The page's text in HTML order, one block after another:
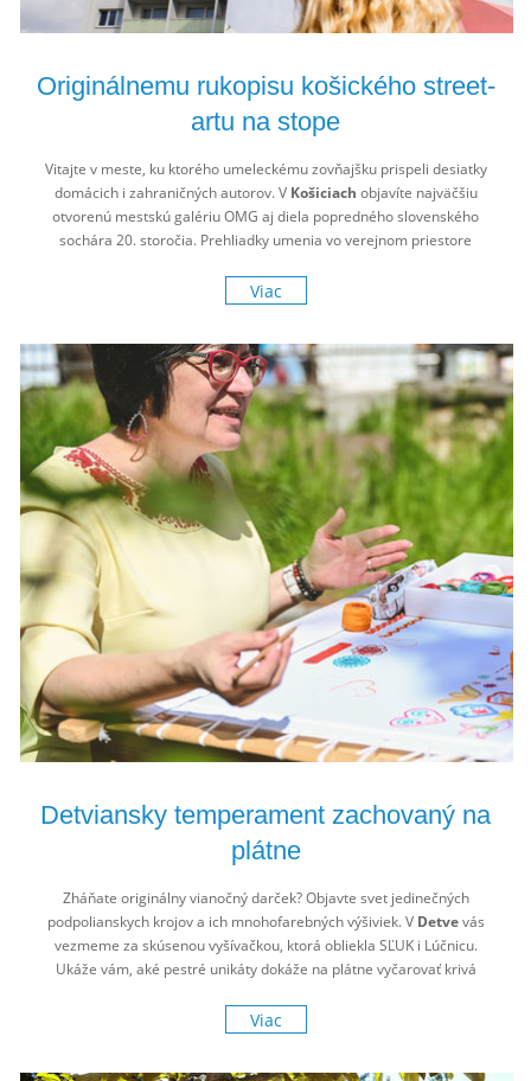
Originálnemu rukopisu košického street-
artu na stope
Vitajte v meste, ku ktorého umeleckému zovňajšku prispeli desiatky
domácich i zahraničných autorov. V Košiciach objavíte najväčšiu
otvorenú mestskú galériu OMG aj diela popredného slovenského
sochára 20. storočia. Prehliadky umenia vo verejnom priestore
Viac
Detviansky temperament zachovaný na
plátne
Zháňate originálny vianočný darček? Objavte svet jedinečných
podpolianskych krojov a ich mnohofarebných výšiviek. V Detvevás
vezmeme za skúsenou vyšívačkou, ktorá obliekla SĽUK i Lúčnicu.
Ukáže vám, aké pestré unikáty dokáže na plátne vyčarovať krivá
Viac